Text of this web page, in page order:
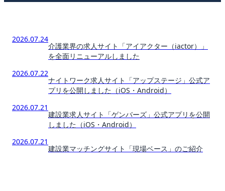
2026.07.24
介護業界の求人サイト「アイアクター（iactor）」
を全面リニューアルしました
2026.07.22
ナイトワーク求人サイト「アップステージ」公式ア
プリを公開しました（iOS・Android）
2026.07.21
建設業求人サイト「ゲンバーズ」公式アプリを公開
しました（iOS・Android）
2026.07.21
建設業マッチングサイト「現場ベース」のご紹介